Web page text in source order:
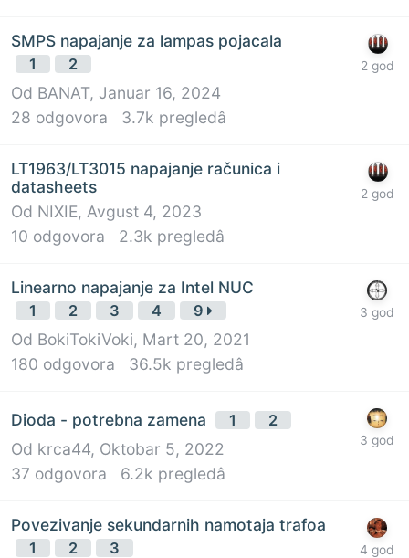
SMPS napajanje za lampas pojacala
1 2
Od BANAT, Januar 16, 2024
28 odgovora 3.7k pregledâ
LT1963/LT3015 napajanje računica i
datasheets
Od NIXIE, Avgust 4, 2023
10 odgovora 2.3k pregledâ
Linearno napajanje za Intel NUC
1 2 3 4 9
Od BokiTokiVoki, Mart 20, 2021
180 odgovora 36.5k pregledâ
Dioda - potrebna zamena 1 2
Od krca44, Oktobar 5, 2022
37 odgovora 6.2k pregledâ
Povezivanje sekundarnih namotaja trafoa
1 2 3